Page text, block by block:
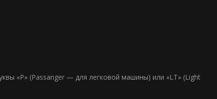
«P» (Passanger — для легковой машины) или «LT» (Light